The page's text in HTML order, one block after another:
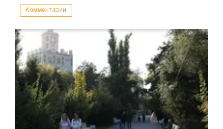
Комментарии